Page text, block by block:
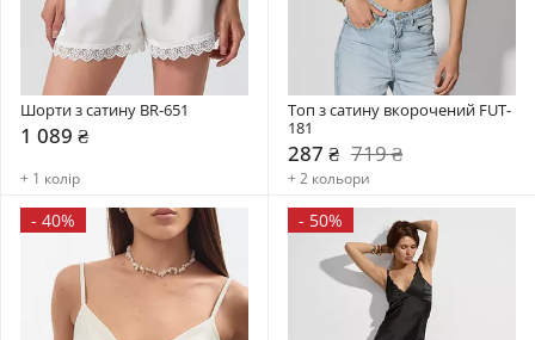
Шорти з сатину BR-651
1 089 ₴
+ 1 колір
Топ з сатину вкорочений FUT-
181
287 ₴ 719 ₴
+ 2 кольори
- 40% - 50%